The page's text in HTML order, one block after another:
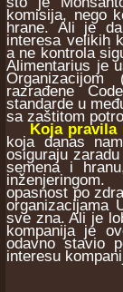
komisija, nego
hrane. Ali je
interesa velikih
a ne kontrola
Alimentarius je
razrađene
standarde u
sa zaštitom
Koja pravila
koja danas
osiguraju
semena i
opasnost po
organizacijama
sve zna. Ali je
kompanija je
odavno stavio
interesu